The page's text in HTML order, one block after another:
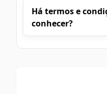
Há termos e
conhecer?